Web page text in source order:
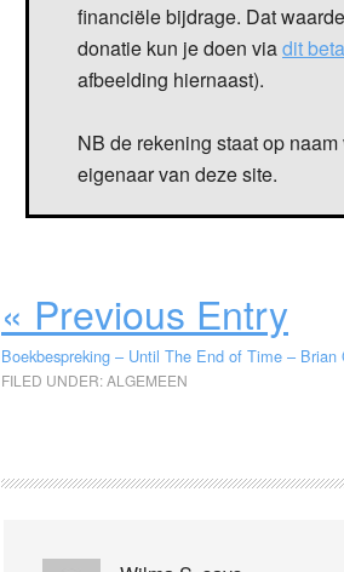
financiële bijdrage. Dat
donatie kun je doen viadit
afbeelding hiernaast).
NB de rekening staat op
eigenaar van deze site.
« Previous Entry
Boekbespreking – Until The End of Time – Brian
FILED UNDER:ALGEMEEN
Interactions